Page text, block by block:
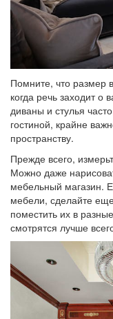
Помните, что размер
когда речь заходит о
диваны и стулья
гостиной, крайне
пространству.
Прежде всего,
Можно даже
мебельный магазин.
мебели, сделайте
поместить их в
смотрятся лучше